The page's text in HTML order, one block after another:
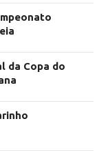
da Copa do